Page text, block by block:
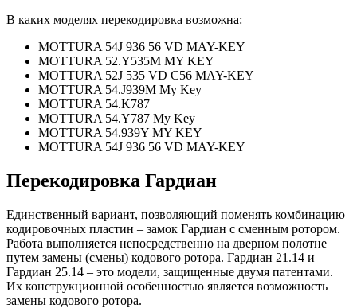
В каких моделях перекодировка возможна:
MOTTURA 54J 936 56 VD MAY-KEY
MOTTURA 52.Y535M MY KEY
MOTTURA 52J 535 VD C56 MAY-KEY
MOTTURA 54.J939M My Key
MOTTURA 54.K787
MOTTURA 54.Y787 My Key
MOTTURA 54.939Y MY KEY
MOTTURA 54J 936 56 VD MAY-KEY
Перекодировка Гардиан
Единственный вариант, позволяющий поменять комбинацию
кодировочных пластин – замок Гардиан с сменным ротором.
Работа выполняется непосредственно на дверном полотне
путем замены (смены) кодового ротора. Гардиан 21.14 и
Гардиан 25.14 – это модели, защищенные двумя патентами.
Их конструкционной особенностью является возможность
замены кодового ротора.